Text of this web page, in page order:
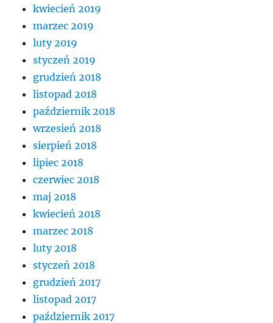
kwiecień 2019
marzec 2019
luty 2019
styczeń 2019
grudzień 2018
listopad 2018
październik 2018
wrzesień 2018
sierpień 2018
lipiec 2018
czerwiec 2018
maj 2018
kwiecień 2018
marzec 2018
luty 2018
styczeń 2018
grudzień 2017
listopad 2017
październik 2017